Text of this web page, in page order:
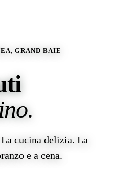
GRAND BAIE
cucina delizia. La
e a cena.